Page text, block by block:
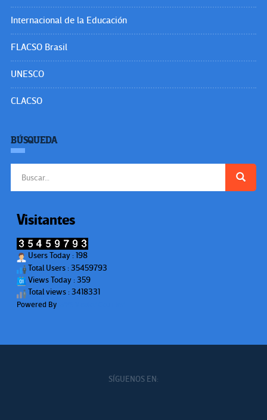
Internacional de la Educación
FLACSO Brasil
UNESCO
CLACSO
BÚSQUEDA
Visitantes
Users Today : 198
Total Users : 35459793
Views Today : 359
Total views : 3418331
Powered By
SÍGUENOS EN: